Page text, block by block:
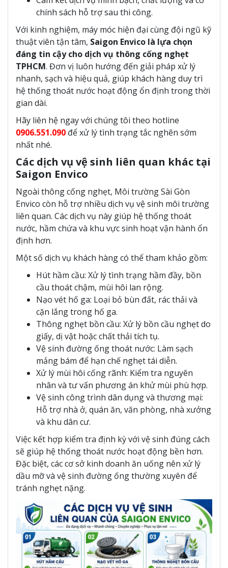
chính sách hỗ trợ sau thi công.
Với kinh nghiệm, máy móc hiện đại cùng đội ngũ kỹ
thuật viên tận tâm, Saigon Envico là lựa chọn
đáng tin cậy cho dịch vụ thông cống nghẹt
TPHCM. Đơn vị luôn hướng đến giải pháp xử lý
nhanh, sạch và hiệu quả, giúp khách hàng duy trì
hệ thống thoát nước hoạt động ổn định trong thời
gian dài.
Hãy liên hệ ngay với chúng tôi theo hotline
0906.551.090 để xử lý tình trạng tắc nghẽn sớm
nhất nhé.
Các dịch vụ vệ sinh liên quan khác tại
Saigon Envico
Ngoài thông cống nghẹt, Môi trường Sài Gòn
Envico còn hỗ trợ nhiều dịch vụ vệ sinh môi trường
liên quan. Các dịch vụ này giúp hệ thống thoát
nước, hầm chứa và khu vực sinh hoạt vận hành ổn
định hơn.
Một số dịch vụ khách hàng có thể tham khảo gồm:
Hút hầm cầu: Xử lý tình trạng hầm đầy, bồn
cầu thoát chậm, mùi hôi lan rộng.
Nạo vét hố ga: Loại bỏ bùn đất, rác thải và
cặn lắng trong hố ga.
Thông nghẹt bồn cầu: Xử lý bồn cầu nghẹt do
giấy, dị vật hoặc chất thải tích tụ.
Vệ sinh đường ống thoát nước: Làm sạch
mảng bám để hạn chế nghẹt tái diễn.
Xử lý mùi hôi cống rãnh: Kiểm tra nguyên
nhân và tư vấn phương án khử mùi phù hợp.
Vệ sinh công trình dân dụng và thương mại:
Hỗ trợ nhà ở, quán ăn, văn phòng, nhà xưởng
và khu dân cư.
Việc kết hợp kiểm tra định kỳ với vệ sinh đúng cách
sẽ giúp hệ thống thoát nước hoạt động bền hơn.
Đặc biệt, các cơ sở kinh doanh ăn uống nên xử lý
dầu mỡ và vệ sinh đường ống thường xuyên để
tránh nghẹt nặng.